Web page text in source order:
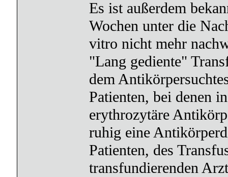
Es ist außerdem
Wochen unter die
vitro nicht mehr
"Lang gediente"
dem
Patienten, bei denen
erythrozytäre
ruhig eine
Patienten, des
transfundierenden